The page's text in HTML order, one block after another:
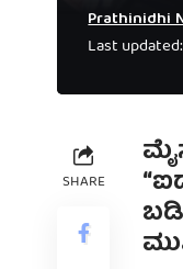
Last
Prathinidhi
SHARE